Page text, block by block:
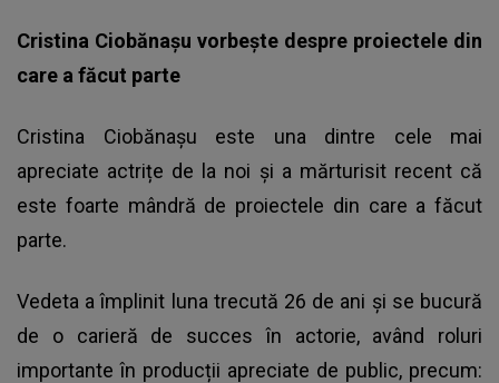
Cristina Ciobănașu vorbește despre proiectele din
care a făcut parte
Cristina Ciobănașu este una dintre cele mai
apreciate actrițe de la noi și a mărturisit recent că
este foarte mândră de proiectele din care a făcut
parte.
Vedeta a împlinit luna trecută 26 de ani și se bucură
de o carieră de succes în actorie, având roluri
importante în producții apreciate de public, precum: